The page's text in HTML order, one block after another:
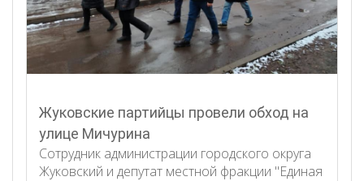
Жуковские партийцы провели обход на
улице Мичурина
Сотрудник администрации городского округа
Жуковский и депутат местной фракции "Единая